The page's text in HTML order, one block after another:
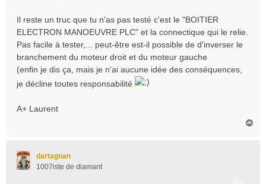
Il reste un truc que tu n'as pas testé c'est le "BOITIER
ELECTRON MANOEUVRE PLC" et la connectique qui le relie.
Pas facile à tester,... peut-être est-il possible de d'inverser le
branchement du moteur droit et du moteur gauche
(enfin je dis ça, mais je n'ai aucune idée des conséquences,
je décline toutes responsabilité
A+ Laurent
dartagnan
1007iste de diamant